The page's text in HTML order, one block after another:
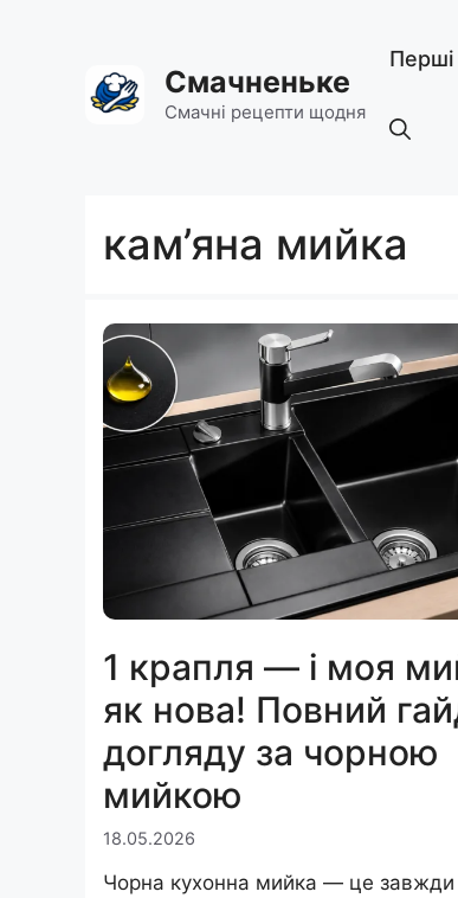
Смачненьке
Смачні рецепти щодня
Перші
кам’яна мийка
1 крапля — і моя
як нова! Повний
догляду за чорною
мийкою
18.05.2026
Чорна кухонна мийка — це завжди